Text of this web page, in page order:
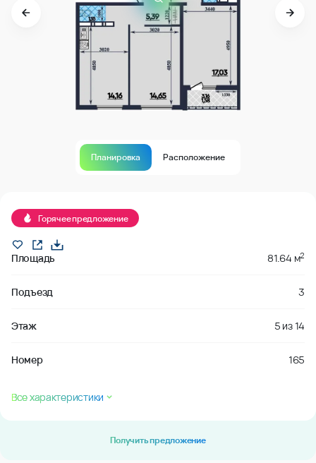
Планировка Расположение
Горячее предложение
Площадь 81.64 м2
Подъезд 3
Этаж 5 из14
Номер 165
Все характеристики
Получить предложение